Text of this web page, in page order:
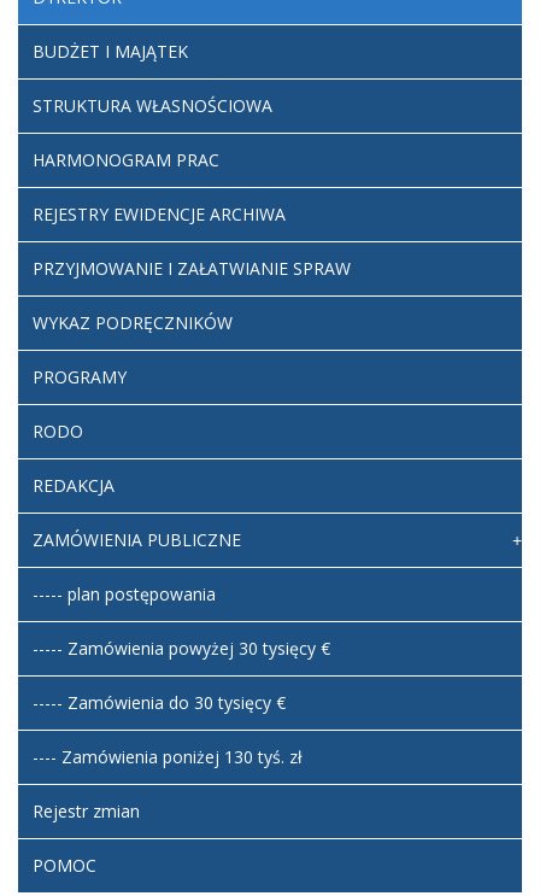
BUDŻET I MAJĄTEK
STRUKTURA WŁASNOŚCIOWA
HARMONOGRAM PRAC
REJESTRY EWIDENCJE ARCHIWA
PRZYJMOWANIE I ZAŁATWIANIE SPRAW
WYKAZ PODRĘCZNIKÓW
PROGRAMY
RODO
REDAKCJA
ZAMÓWIENIA PUBLICZNE
----- plan postępowania
----- Zamówienia powyżej 30 tysięcy €
----- Zamówienia do 30 tysięcy €
---- Zamówienia poniżej 130 tyś. zł
Rejestr zmian
POMOC